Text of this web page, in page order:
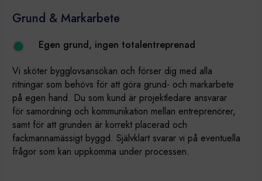
Grund & Markarbete
Egen grund, ingen totalentreprenad
Vi sköter bygglovsansökan och förser dig med alla
ritningar som behövs för att göra grund- och markarbete
på egen hand. Du som kund är projektledare ansvarar
för samordning och kommunikation mellan entreprenörer,
samt för att grunden är korrekt placerad och
fackmannamässigt byggd. Självklart svarar vi på eventuella
frågor som kan uppkomma under processen.